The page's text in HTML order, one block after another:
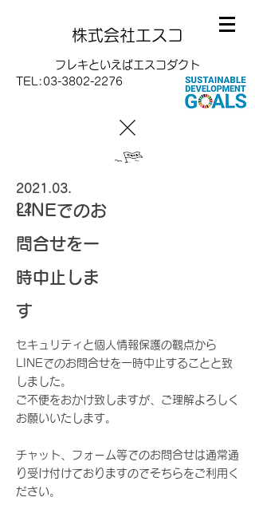
株式会社エスコ
フレキといえばエスコダクト
TEL: 03-3802-2276
LINEでのお
問合せを一
時中止しま
す
2021.03.
22
セキュリティと個人情報保護の観点から
LINEでのお問合せを一時中止することと致
しました。
ご不便をおかけ致しますが、ご理解よろしく
お願いいたします。
​チャット、フォーム等でのお問合せは通常通
り受け付けておりますのでそちらをご利用く
ださい。